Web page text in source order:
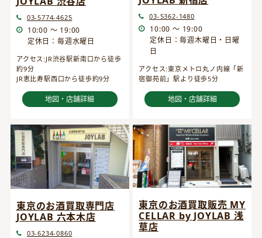
03-5774-4625
10:00 ～ 19:00
定休日：毎週水曜日
アクセス:JR渋谷駅新南口から徒歩
約9分
JR恵比寿駅西口から徒歩約9分
地図・店舗詳細
03-5362-1480
10:00 ～ 19:00
定休日：毎週木曜日・日曜
日
アクセス:東京メトロ丸ノ内線「新
宿御苑前」駅より徒歩5分
地図・店舗詳細
東京のお酒買取専門店
JOYLAB 六本木店
03-6234-0860
東京のお酒買取販売 MY
CELLAR by JOYLAB 浅
草店